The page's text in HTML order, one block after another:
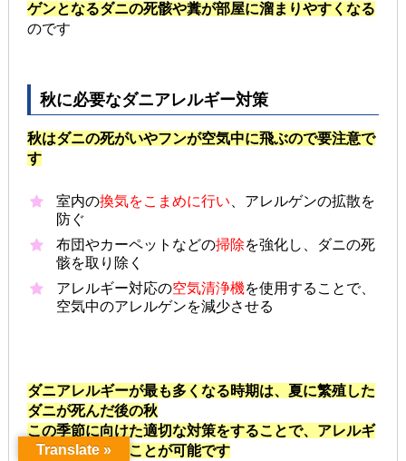
ゲンとなるダニの死骸や糞が部屋に溜まりやすくなる
のです
秋に必要なダニアレルギー対策
秋はダニの死がいやフンが空気中に飛ぶので要注意で
す
室内の換気をこまめに行い 、アレルゲンの拡散を
防ぐ
布団やカーペットなどの掃除を強化し、ダニの死
骸を取り除く
アレルギー対応の空気清浄機を使用することで、
空気中のアレルゲンを減少させる
ダニアレルギーが最も多くなる時期は、夏に繁殖した
ダニが死んだ後の秋
この季節に向けた適切な対策をすることで、アレルギ
ーの悪化を防ぐことが可能です
Translate »